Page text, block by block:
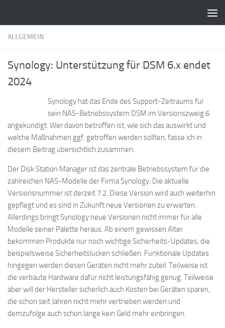
ALLGEMEIN
Synology: Unterstützung für DSM 6.x endet
2024
Synology hat das Ende des Support-Zeitraums für
sein NAS-Betriebssystem DSM im Versionszweig 6
angekündigt. Wer davon betroffen ist, wie sich das auswirkt und
welche Maßnahmen ggf. getroffen werden sollten, fasse ich in
diesem Beitrag übersichtlich zusammen.
Der Disk Station Manager ist das zentrale Betriebssystem für die
zahlreichen NAS-Modelle der Firma Synology. Die aktuelle
Versionsnummer ist derzeit 7.2. Diese Version wird auch weiterhin
gepflegt und es sind in Zukunft neue Versionen zu erwarten.
Allerdings bringt Synology neue Versionen nicht immer für alle
Modelle seiner Palette heraus. Ab einem gewissen Alter
bekommen Produkte nur noch wichtige Sicherheits-Updates, die
beispielsweise Sicherheitslücken schließen. Funktionale Updates
hingegen werden diesen Geräten nicht mehr zuteil. Teilweise ist
die verbaute Hardware dafür nicht leistungsfähig genug. Teilweise
aber will der Hersteller sicherlich auch Kosten bei Geräten sparen,
die schon seit Jahren nicht mehr vertrieben werden und
demzufolge auch schon lange kein Geld mehr einbringen.